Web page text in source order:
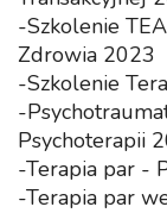
-Szkolenie
Zdrowia 2023
-Szkolenie
-
Psychoterapii
-Terapia par -
-Terapia par